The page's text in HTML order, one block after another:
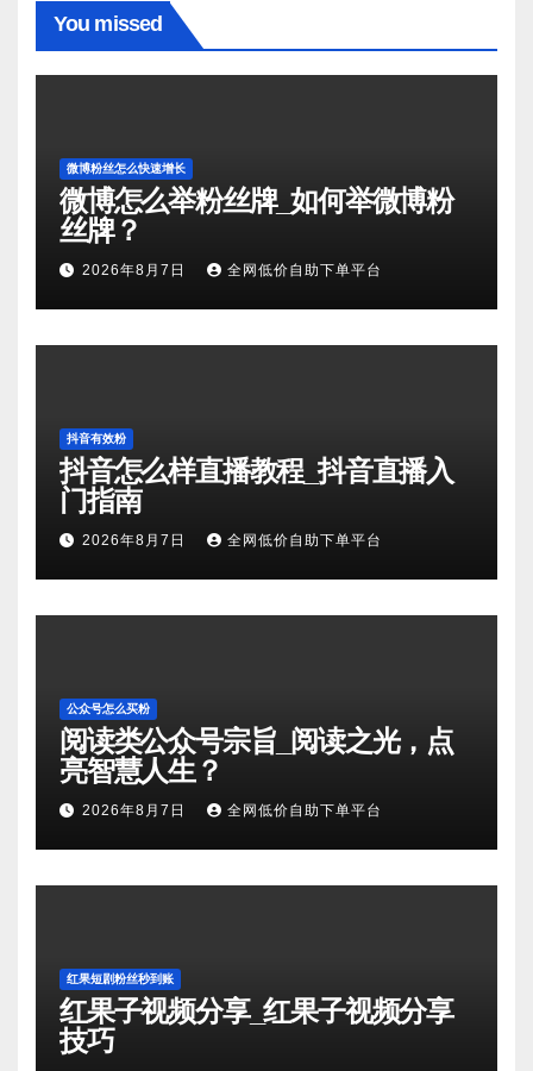
You missed
微博粉丝怎么快速增长
微博怎么举粉丝牌_如何举微博粉
丝牌？
2026年8月7日 全网低价自助下单平台
抖音有效粉
抖音怎么样直播教程_抖音直播入
门指南
2026年8月7日 全网低价自助下单平台
公众号怎么买粉
阅读类公众号宗旨_阅读之光，点
亮智慧人生？
2026年8月7日 全网低价自助下单平台
红果短剧粉丝秒到账
红果子视频分享_红果子视频分享
技巧